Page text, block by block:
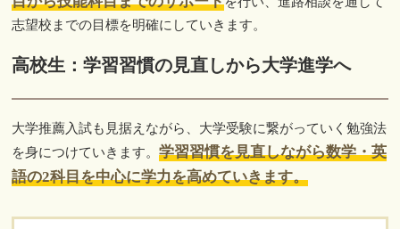
志望校までの目標を明確にしていきます。
高校生：学習習慣の見直しから大学進学へ
大学推薦入試も見据えながら、大学受験に繋がっていく勉強法
を身につけていきます。学習習慣を見直しながら数学・英
語の2科目を中心に学力を高めていきます。